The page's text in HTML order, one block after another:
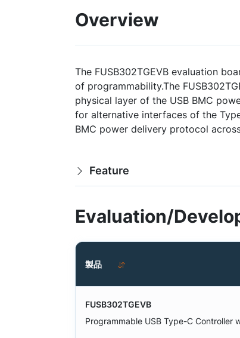
Overview
The FUSB302TGEVB evaluation
of programmability.The
physical layer of the USB BMC
for alternative interfaces of the
BMC power delivery protocol
Feature
Evaluation/
製品
FUSB302TGEVB
Programmable USB Type-C Controller